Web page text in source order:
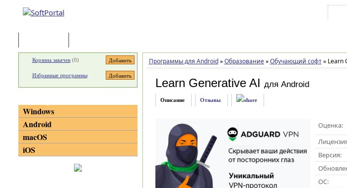
Программы для Android » Образование » Обучающий софт »Learn
Learn Generative AI для Android
Описание Отзывы
Оценка:
Версия:
ОС:
Корзина закачек(0)
Избранные программы
Windows
Android
macOS
iOS